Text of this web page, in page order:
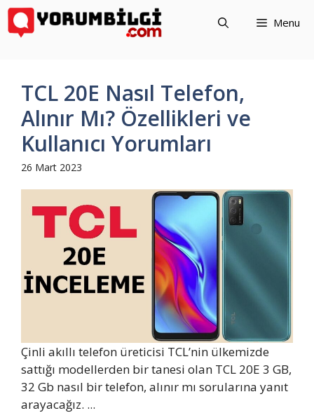
İçeriğe
atla
Menu
TCL 20E Nasıl Telefon,
Alınır Mı? Özellikleri ve
Kullanıcı Yorumları
26 Mart 2023
Çinli akıllı telefon üreticisi TCL’nin ülkemizde
sattığı modellerden bir tanesi olan TCL 20E 3 GB,
32 Gb nasıl bir telefon, alınır mı sorularına yanıt
arayacağız. ...